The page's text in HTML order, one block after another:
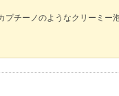
プチーノのようなクリーミ